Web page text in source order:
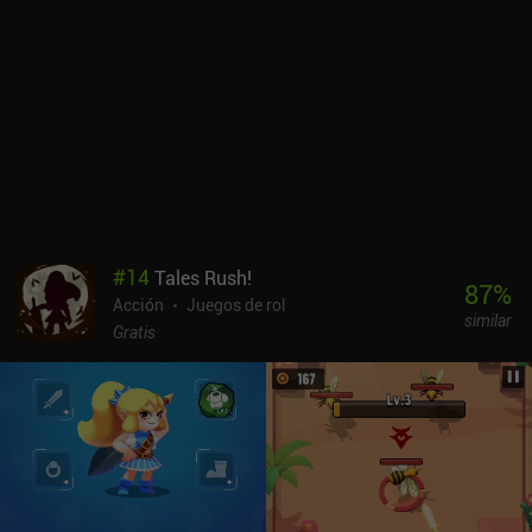
desafiante. Es un juego pulido con horas de contenido que los fans
del género deben probar.
#14Tales Rush!
Acción
Juegos de rol
Gratis
87%
similar